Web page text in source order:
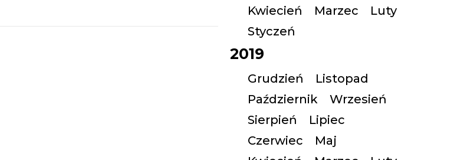
Kwiecień
Marzec
Luty
Styczeń
2019
Grudzień
Listopad
Październik
Wrzesień
Sierpień
Lipiec
Czerwiec
Maj